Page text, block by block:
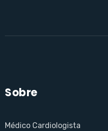
Sobre
Médico Cardiologista